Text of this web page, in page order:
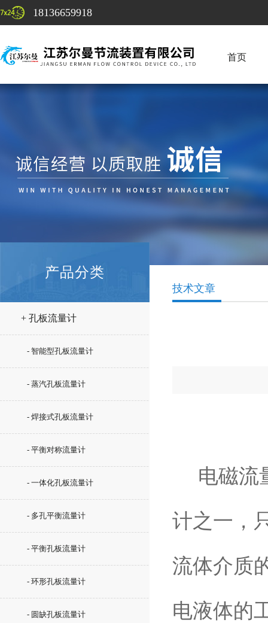
18136659918
首页
产品分类
+ 孔板流量计
- 智能型孔板流量计
- 蒸汽孔板流量计
- 焊接式孔板流量计
- 平衡对称流量计
- 一体化孔板流量计
- 多孔平衡流量计
- 平衡孔板流量计
- 环形孔板流量计
- 圆缺孔板流量计
技术文章
电磁流
计之一，
流体介质
电液体的